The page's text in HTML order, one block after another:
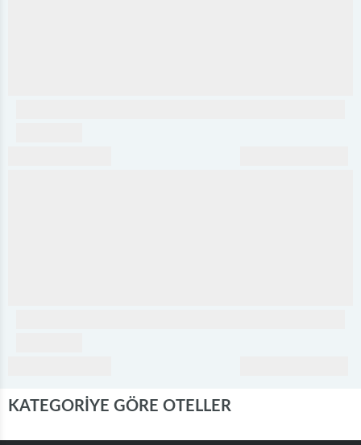
KATEGORİYE GÖRE OTELLER